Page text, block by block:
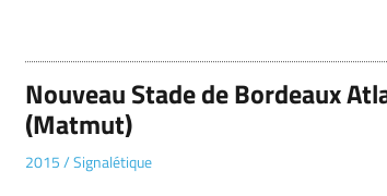
Nouveau Stade de Bordeaux
(Matmut)
2015/Signalétique